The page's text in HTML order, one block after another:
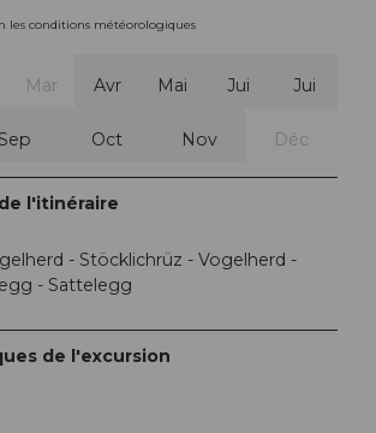
les conditions météorologiques
Mar Avr Mai Jui Jui
Sep Oct Nov Déc
l'itinéraire
- Stöcklichrüz - Vogelherd -
- Sattelegg
de l'excursion